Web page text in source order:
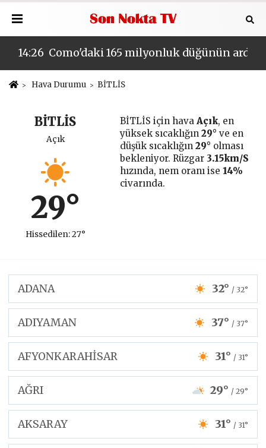
SORUNU MU VAR?
çıktı: Devleti nasıl dolandırmışlar?
14:26 Como'daki 165 milyonluk düğünün
Hava Durumu BİTLİS
BİTLİS
Açık
29°
Hissedilen: 27°
BİTLİS için hava Açık, en
yüksek sıcaklığın 29° ve en
düşük sıcaklığın 29° olması
bekleniyor. Rüzgar 3.15km/S
hızında, nem oranı ise 14%
civarında.
ADANA 32° / 32°
ADIYAMAN 37° / 37°
AFYONKARAHİSAR 31° / 31°
AĞRI 29° / 29°
AKSARAY 31° / 31°